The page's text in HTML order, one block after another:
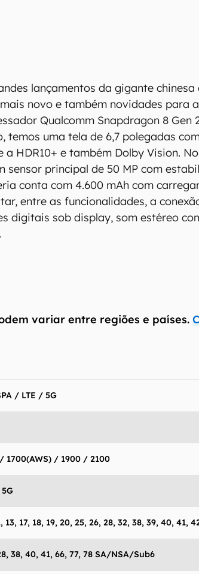
lançamentos da gigante chinesa
novo e também novidades para
Qualcomm Snapdragon 8 Gen
temos uma tela de 6,7 polegadas
a HDR10+ e também Dolby Vision.
sensor principal de 50 MP com
conta com 4.600 mAh com
entre as funcionalidades, a
digitais sob display, som estéreo
variar entre regiões e países.
/ LTE / 5G
1700(AWS) / 1900 / 2100
5G
13, 17, 18, 19, 20, 25, 26, 28, 32, 38, 39, 40, 41,
38, 40, 41, 66, 77, 78 SA/NSA/Sub6